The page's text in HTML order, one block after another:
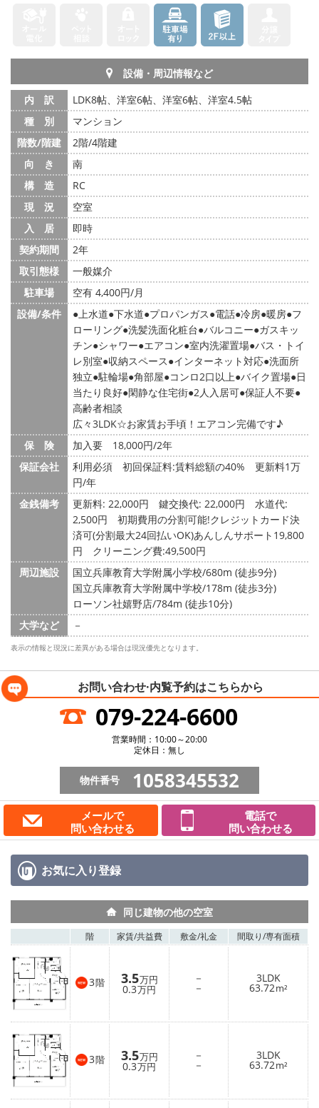
設備・周辺情報など
内 訳
LDK8帖、洋室6帖、洋室6帖、洋室4.5帖
種 別
マンション
階数/階建
2階/4階建
向 き
南
構 造
RC
現 況
空室
入 居
即時
契約期間
2年
取引態様
一般媒介
駐車場
空有 4,400円/月
設備/条件
上水道 下水道 プロパンガス 電話 冷房 暖房 フ
ローリング 洗髪洗面化粧台 バルコニー ガスキッ
チン シャワー エアコン 室内洗濯置場 バス・トイ
レ別室 収納スペース インターネット対応 洗面所
独立 駐輪場 角部屋 コンロ2口以上 バイク置場 日
当たり良好 閑静な住宅街 2人入居可 保証人不要
高齢者相談
広々3LDK☆お家賃お手頃！エアコン完備です♪
保 険
加入要 18,000円/2年
保証会社
利用必須 初回保証料:賃料総額の40% 更新料1万
円/年
金銭備考
更新料: 22,000円 鍵交換代: 22,000円
水道代:
2,500円
初期費用の分割可能!クレジットカード決
済可(分割最大24回払いOK)あんしんサポート19,800
円 クリーニング費:49,500円
周辺施設
国立兵庫教育大学附属小学校/680m (徒歩9分)
国立兵庫教育大学附属中学校/178m (徒歩3分)
ローソン社嬉野店/784m (徒歩10分)
大学など
－
表示の情報と現況に差異がある場合は現況優先となります。
お問い合わせ·内覧予約はこちらから
079-224-6600
営業時間：10:00～20:00
定休日：無し
物件番号 1058345532
メールで
問い合わせる
電話で
問い合わせる
お気に入り登録
同じ建物の他の空室
階 家賃/共益費 敷金/礼金 間取り/専有面積
3階 3.5万円
0.3万円
－
－
3LDK
63.72m²
3階 3.5万円
0.3万円
－
－
3LDK
63.72m²